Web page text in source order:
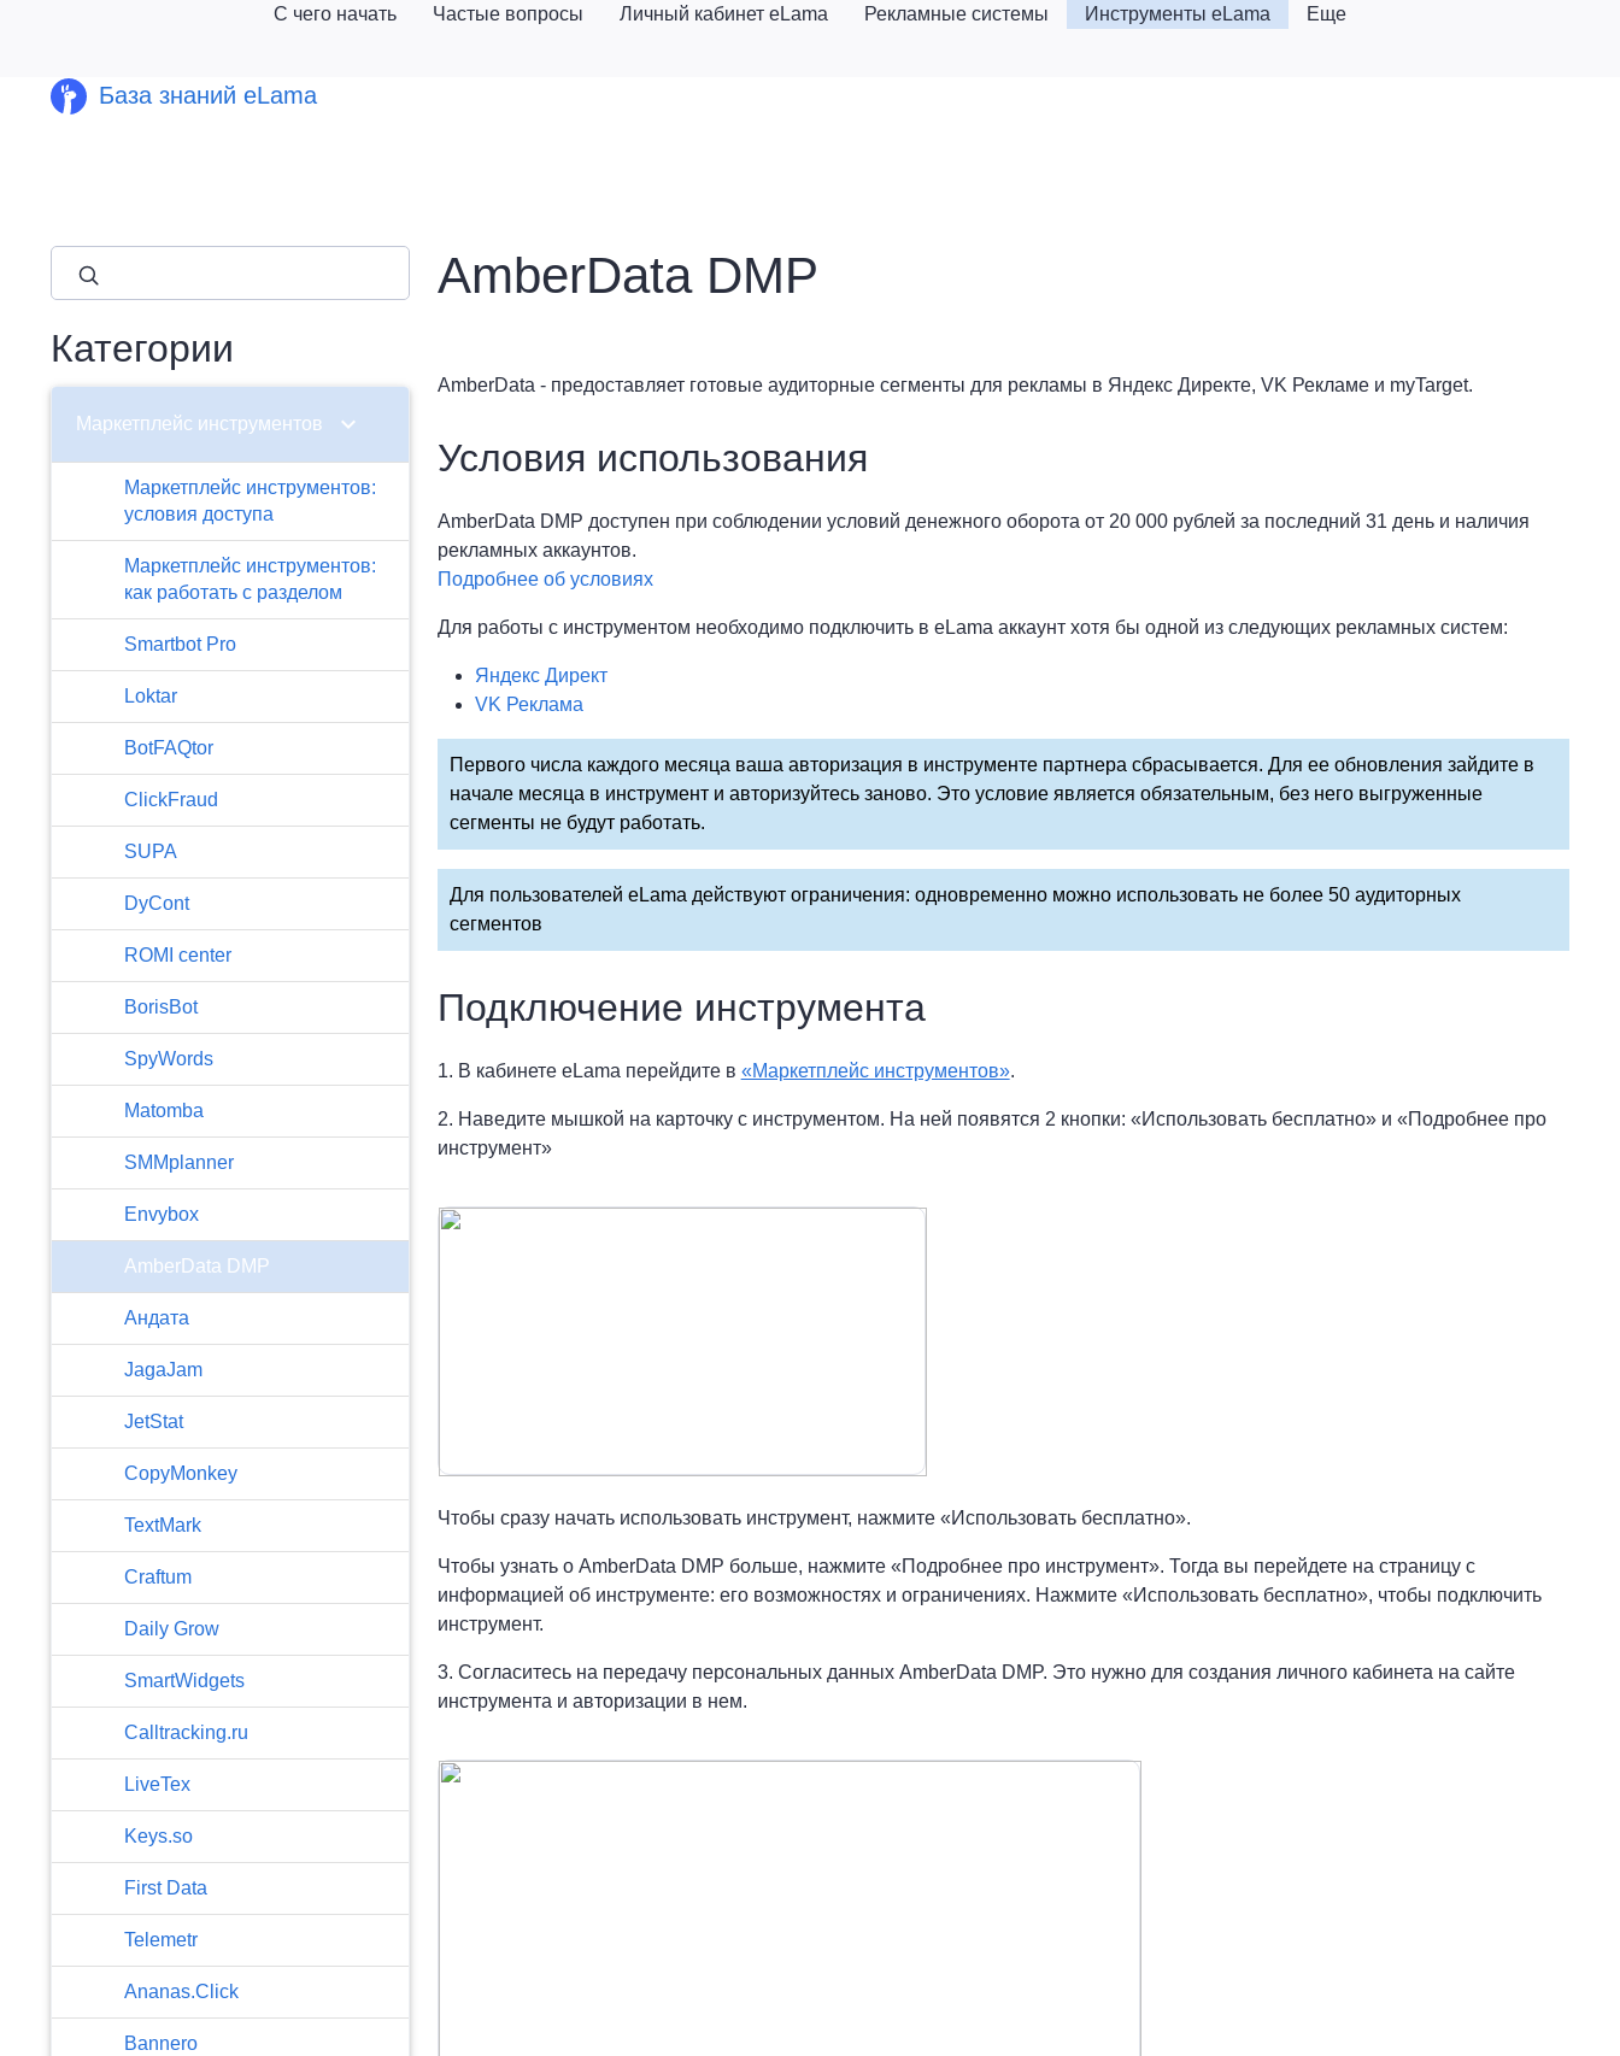
База знаний eLama
С чего начать Частые вопросы Личный кабинет eLama Рекламные системы Инструменты eLama Еще
Категории
Маркетплейс инструментов chevron_right
Маркетплейс инструментов:
условия доступа
Маркетплейс инструментов:
как работать с разделом
Smartbot Pro
Loktar
BotFAQtor
​ClickFraud
SUPA
DyCont
ROMI center
BorisBot
SpyWords
Matomba
SMMplanner
Envybox
AmberData DMP
Андата
JagaJam
JetStat
CopyMonkey
TextMark
Craftum
​Daily Grow
SmartWidgets
Calltracking.ru
LiveTex
Keys.so
First Data
Telemetr
Ananas.Click
Bannero
AmberData DMP
AmberData - предоставляет готовые аудиторные сегменты для рекламы в Яндекс Директе, VK Рекламе и myTarget.
Условия использования
AmberData DMP доступен при соблюдении условий денежного оборота от 20 000 рублей за последний 31 день и наличия
рекламных аккаунтов.
Подробнее об условиях
Для работы с инструментом необходимо подключить в eLama аккаунт хотя бы одной из следующих рекламных систем:
Яндекс Директ
VK Реклама
Первого числа каждого месяца ваша авторизация в инструменте партнера сбрасывается. Для ее обновления зайдите в
начале месяца в инструмент и авторизуйтесь заново. Это условие является обязательным, без него выгруженные
сегменты не будут работать.
Для пользователей eLama действуют ограничения: одновременно можно использовать не более 50 аудиторных
сегментов
Подключение инструмента
1. В кабинете eLama перейдите в «Маркетплейс инструментов».
2. Наведите мышкой на карточку с инструментом. На ней появятся 2 кнопки: «Использовать бесплатно» и «Подробнее про
инструмент»
Чтобы сразу начать использовать инструмент, нажмите «Использовать бесплатно».
Чтобы узнать о AmberData DMP больше, нажмите «Подробнее про инструмент». Тогда вы перейдете на страницу с
информацией об инструменте: его возможностях и ограничениях. Нажмите «Использовать бесплатно», чтобы подключить
инструмент.
3. Согласитесь на передачу персональных данных AmberData DMP. Это нужно для создания личного кабинета на сайте
инструмента и авторизации в нем.